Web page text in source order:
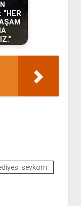
"HER
seykom